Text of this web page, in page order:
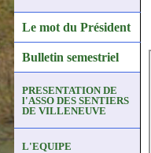
Le mot du Président
Bulletin semestriel
PRESENTATION DE
l'ASSO DES SENTIERS
DE VILLENEUVE
L'EQUIPE